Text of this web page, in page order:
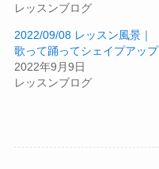
レッスンブログ
2022/09/08 レッスン風景｜
歌って踊ってシェイプアップ
2022年9月9日
レッスンブログ